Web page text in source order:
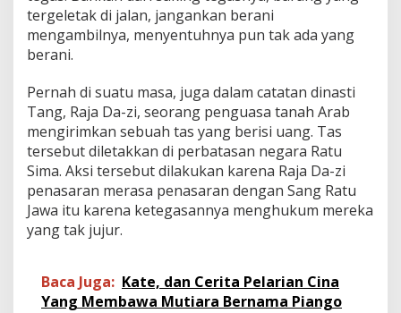
n
g
A
g
tergeletak di jalan, jangankan berani
mengambilnya, menyentuhnya pun tak ada yang
berani.
Pernah di suatu masa, juga dalam catatan dinasti
Tang, Raja Da-zi, seorang penguasa tanah Arab
mengirimkan sebuah tas yang berisi uang. Tas
tersebut diletakkan di perbatasan negara Ratu
Sima. Aksi tersebut dilakukan karena Raja Da-zi
penasaran merasa penasaran dengan Sang Ratu
Jawa itu karena ketegasannya menghukum mereka
yang tak jujur.
Baca Juga: Kate, dan Cerita Pelarian Cina
Yang Membawa Mutiara Bernama Piango